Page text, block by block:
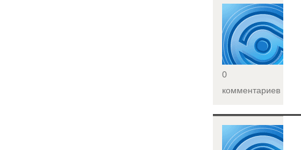
<
0
комментариев
<